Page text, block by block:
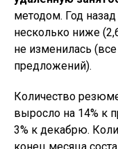
методом. Год
несколько ниже
не изменилась
предложений).
Количество
выросло на 14% к
3% к декабрю.